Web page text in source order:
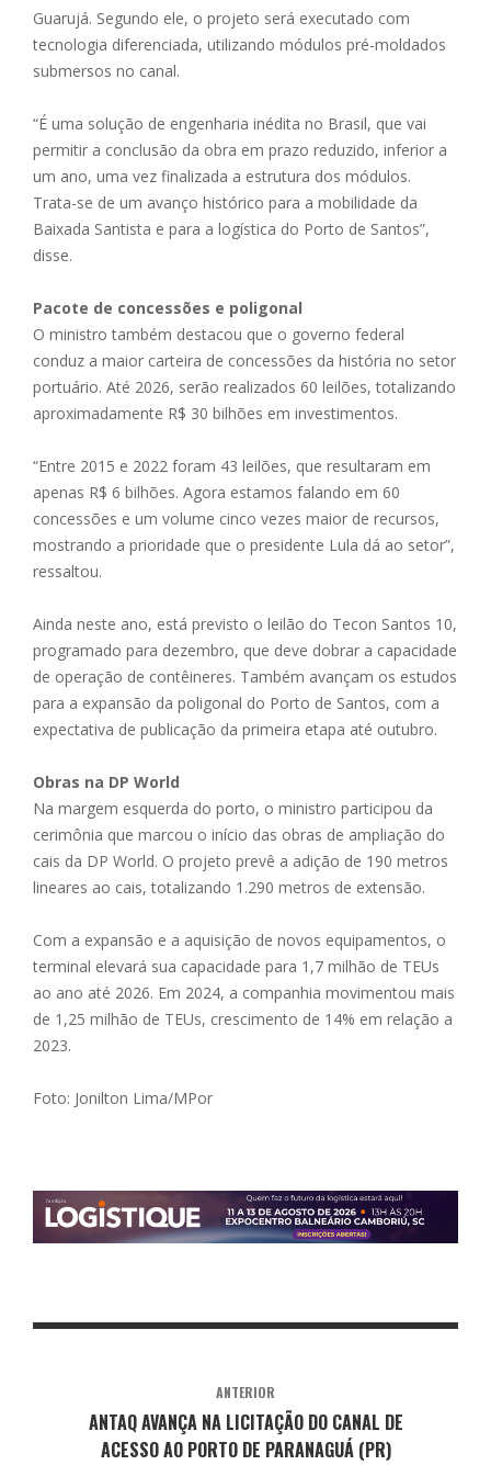
Guarujá. Segundo ele, o projeto será executado com
tecnologia diferenciada, utilizando módulos pré-moldados
submersos no canal.
“É uma solução de engenharia inédita no Brasil, que vai
permitir a conclusão da obra em prazo reduzido, inferior a
um ano, uma vez finalizada a estrutura dos módulos.
Trata-se de um avanço histórico para a mobilidade da
Baixada Santista e para a logística do Porto de Santos”,
disse.
Pacote de concessões e poligonal
O ministro também destacou que o governo federal
conduz a maior carteira de concessões da história no setor
portuário. Até 2026, serão realizados 60 leilões, totalizando
aproximadamente R$ 30 bilhões em investimentos.
“Entre 2015 e 2022 foram 43 leilões, que resultaram em
apenas R$ 6 bilhões. Agora estamos falando em 60
concessões e um volume cinco vezes maior de recursos,
mostrando a prioridade que o presidente Lula dá ao setor”,
ressaltou.
Ainda neste ano, está previsto o leilão do Tecon Santos 10,
programado para dezembro, que deve dobrar a capacidade
de operação de contêineres. Também avançam os estudos
para a expansão da poligonal do Porto de Santos, com a
expectativa de publicação da primeira etapa até outubro.
Obras na DP World
Na margem esquerda do porto, o ministro participou da
cerimônia que marcou o início das obras de ampliação do
cais da DP World. O projeto prevê a adição de 190 metros
lineares ao cais, totalizando 1.290 metros de extensão.
Com a expansão e a aquisição de novos equipamentos, o
terminal elevará sua capacidade para 1,7 milhão de TEUs
ao ano até 2026. Em 2024, a companhia movimentou mais
de 1,25 milhão de TEUs, crescimento de 14% em relação a
2023.
Foto: Jonilton Lima/MPor
ANTERIOR
ANTAQ AVANÇA NA LICITAÇÃO DO CANAL DE
ACESSO AO PORTO DE PARANAGUÁ (PR)